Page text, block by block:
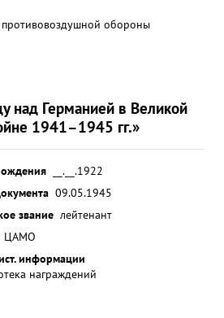
обороны
над Германией в Великой
1941–1945 гг.»
__.__.1922
09.05.1945
звание лейтенант
ЦАМО
информации
награждений